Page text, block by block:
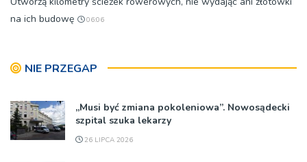
na ich budowę
06:06
NIE PRZEGAP
„Musi być zmiana pokoleniowa”. Nowosądecki
szpital szuka lekarzy
26 LIPCA 2026